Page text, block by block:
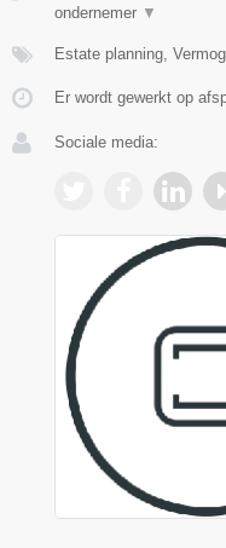
ondernemer ▼
Estate planning,
Er wordt gewerkt op
Sociale media: